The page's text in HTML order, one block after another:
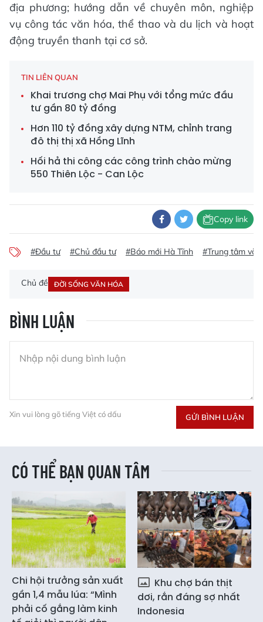
địa phương; hướng dẫn về chuyên môn, nghiệp
vụ công tác văn hóa, thể thao và du lịch và hoạt
động truyền thanh tại cơ sở.
TIN LIÊN QUAN
Khai trương chợ Mai Phụ với tổng mức đầu
tư gần 80 tỷ đồng
Hơn 110 tỷ đồng xây dựng NTM, chỉnh trang
đô thị thị xã Hồng Lĩnh
Hối hả thi công các công trình chào mừng
550 Thiên Lộc - Can Lộc
Copy link
#Đầu tư #Chủ đầu tư #Báo mới Hà Tĩnh #Trung tâm
Chủ đề ĐỜI SỐNG VĂN HÓA
BÌNH LUẬN
Xin vui lòng gõ tiếng Việt có dấu GỬI BÌNH LUẬN
CÓ THỂ BẠN QUAN TÂM
Chi hội trưởng sản xuất
gần 1,4 mẫu lúa: “Mình
phải cố gắng làm kinh
Khu chợ bán thịt
dơi, rắn đáng sợ nhất
Indonesia